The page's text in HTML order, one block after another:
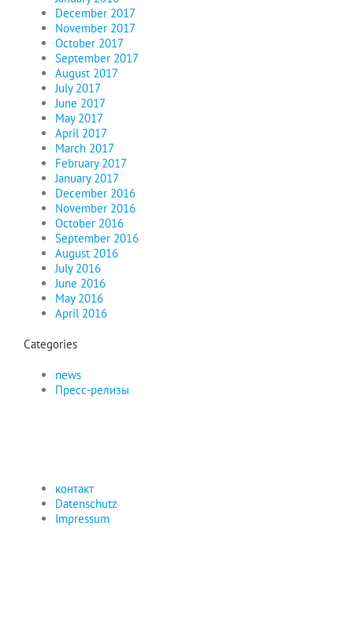
December 2017
November 2017
October 2017
September 2017
August 2017
July 2017
June 2017
May 2017
April 2017
March 2017
February 2017
January 2017
December 2016
November 2016
October 2016
September 2016
August 2016
July 2016
June 2016
May 2016
April 2016
Categories
news
Пресс-релизы
контакт
Datenschutz
Impressum